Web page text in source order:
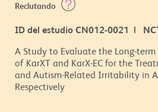
Reclutando
ID del estudio CN012-0021 |
A Study to Evaluate the Long-
of KarXT and KarX-EC for the
and Autism-Related Irritability in
Respectively